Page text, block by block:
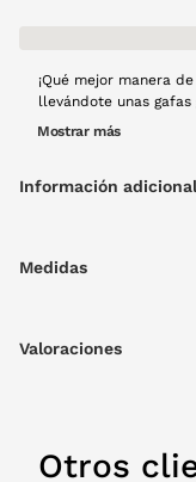
¡Qué mejor manera
llevándote unas gafas
es que este modelo
nosotros la visión.
Mostrar más
Información adicional
Medidas
Valoraciones
Otros